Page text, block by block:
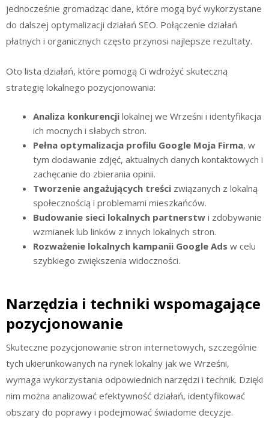
jednocześnie gromadząc dane, które mogą być wykorzystane
do dalszej optymalizacji działań SEO. Połączenie działań
płatnych i organicznych często przynosi najlepsze rezultaty.
Oto lista działań, które pomogą Ci wdrożyć skuteczną
strategię lokalnego pozycjonowania:
Analiza konkurencji lokalnej we Wrześni i identyfikacja
ich mocnych i słabych stron.
Pełna optymalizacja profilu Google Moja Firma, w
tym dodawanie zdjęć, aktualnych danych kontaktowych i
zachęcanie do zbierania opinii.
Tworzenie angażujących treści związanych z lokalną
społecznością i problemami mieszkańców.
Budowanie sieci lokalnych partnerstw i zdobywanie
wzmianek lub linków z innych lokalnych stron.
Rozważenie lokalnych kampanii Google Ads w celu
szybkiego zwiększenia widoczności.
Narzędzia i techniki wspomagające
pozycjonowanie
Skuteczne pozycjonowanie stron internetowych, szczególnie
tych ukierunkowanych na rynek lokalny jak we Wrześni,
wymaga wykorzystania odpowiednich narzędzi i technik. Dzięki
nim można analizować efektywność działań, identyfikować
obszary do poprawy i podejmować świadome decyzje.